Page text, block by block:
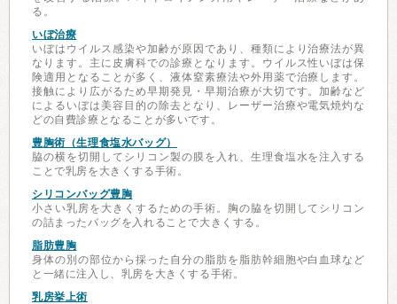
る。
いぼ治療
いぼはウイルス感染や加齢が原因であり、種類により治療法が異
なります。主に皮膚科での診療となります。ウイルス性いぼは保
険適用となることが多く、液体窒素療法や外用薬で治療します。
接触により広がるため早期発見・早期治療が大切です。加齢など
によるいぼは美容目的の除去となり、レーザー治療や電気焼灼な
どの自費診療となることが多いです。
豊胸術（生理食塩水バッグ）
脇の横を切開してシリコン製の膜を入れ、生理食塩水を注入する
ことで乳房を大きくする手術。
シリコンバッグ豊胸
小さい乳房を大きくするための手術。胸の脇を切開してシリコン
の詰まったバッグを入れることで大きくする。
脂肪豊胸
身体の別の部位から採った自分の脂肪を脂肪幹細胞や白血球など
と一緒に注入し、乳房を大きくする手術。
乳房挙上術